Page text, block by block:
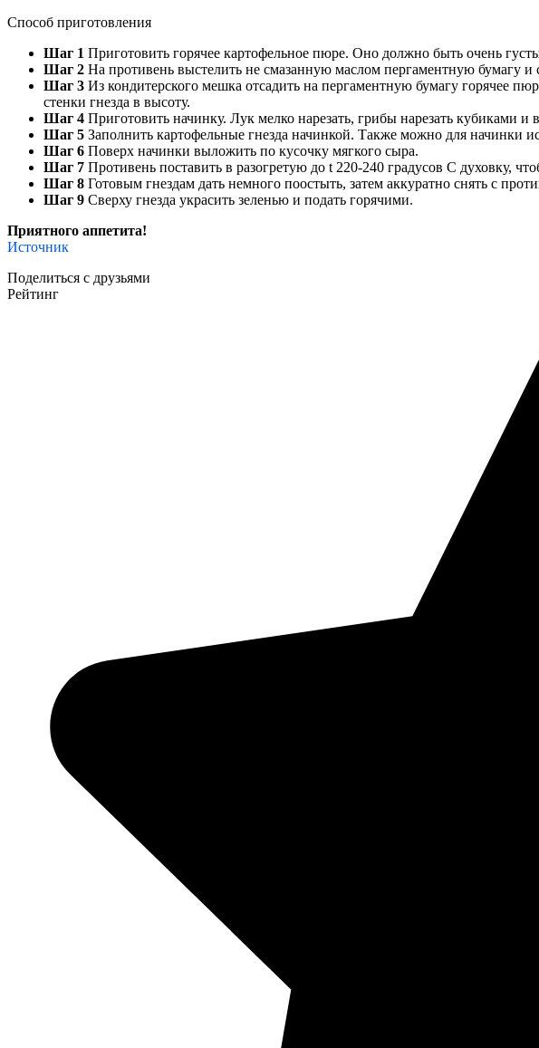
Способ приготовления
Шаг 1 Приготовить горячее картофельное пюре. Оно должно быть очень
Шаг 2 На противень выстелить не смазанную маслом пергаментную бумагу
Шаг 3 Из кондитерского мешка отсадить на пергаментную бумагу горячее
стенки гнезда в высоту.
Шаг 4 Приготовить начинку. Лук мелко нарезать, грибы нарезать кубиками и
Шаг 5 Заполнить картофельные гнезда начинкой. Также можно для начинки
Шаг 6 Поверх начинки выложить по кусочку мягкого сыра.
Шаг 7 Противень поставить в разогретую до t 220-240 градусов С духовку,
Шаг 8 Готовым гнездам дать немного поостыть, затем аккуратно снять с
Шаг 9 Сверху гнезда украсить зеленью и подать горячими.
Приятного аппетита!
Источник
Поделиться с друзьями
Рейтинг